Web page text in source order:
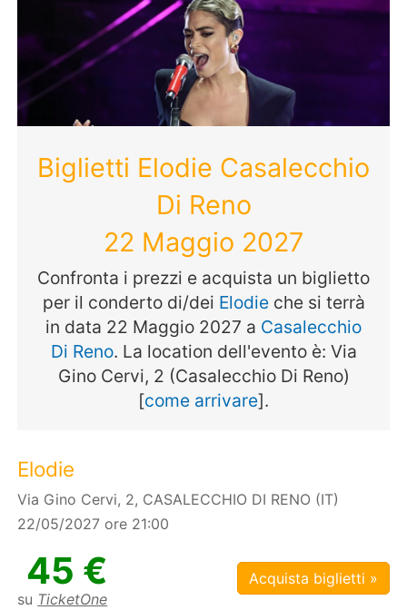
Biglietti Elodie Casalecchio
Di Reno
22 Maggio 2027
Confronta i prezzi e acquista un biglietto
per il conderto di/dei Elodieche si terrà
in data 22 Maggio 2027 a Casalecchio
Di Reno. La location dell'evento è: Via
Gino Cervi, 2 (Casalecchio Di Reno)
[come arrivare].
Elodie
Via Gino Cervi, 2, CASALECCHIO DI RENO (IT)
22/05/2027 ore 21:00
45 €
su TicketOne
Acquista biglietti »